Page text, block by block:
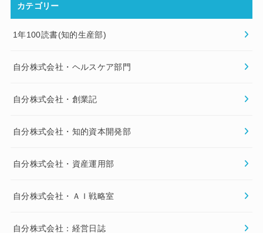
カテゴリー
1年100読書(知的生産部)
自分株式会社・ヘルスケア部門
自分株式会社・創業記
自分株式会社・知的資本開発部
自分株式会社・資産運用部
自分株式会社・ＡＩ戦略室
自分株式会社：経営日誌